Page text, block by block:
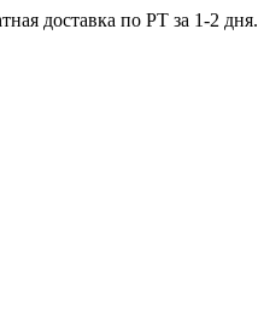
доставка по РТ за 1-2 дня.